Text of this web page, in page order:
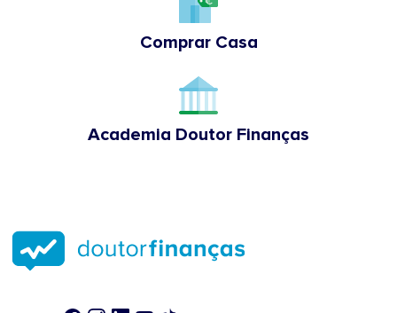
Comprar Casa
Academia Doutor Finanças